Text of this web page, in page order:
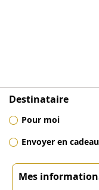
Destinataire
Pour moi
Envoyer en
Mes